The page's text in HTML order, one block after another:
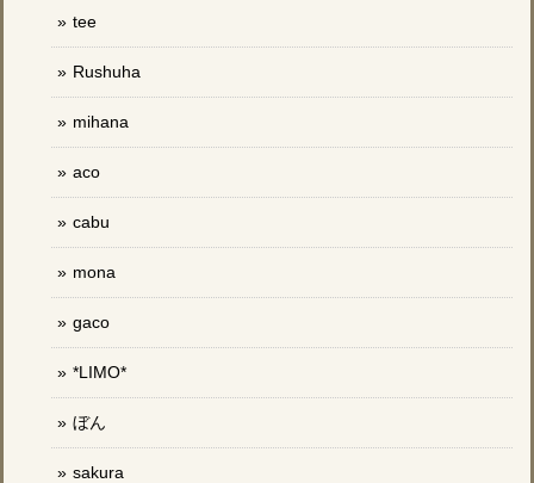
tee
Rushuha
mihana
aco
cabu
mona
gaco
*LIMO*
ぼん
sakura